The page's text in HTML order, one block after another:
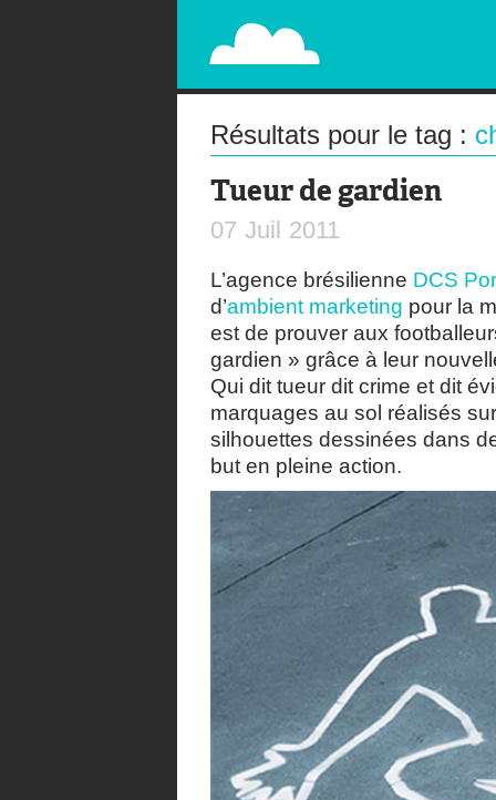
PAPERPLANE
STREET, AMBIENT, GUÉRILLA MARKETING
Résultats pour le tag :
Tueur de gardien
07 Juil 2011
L’agence brésilienne DCS
d’ambient marketing pour la
est de prouver aux
gardien » grâce à leur
Qui dit tueur dit crime et dit
marquages au sol réalisés
silhouettes dessinées dans
but en pleine action.